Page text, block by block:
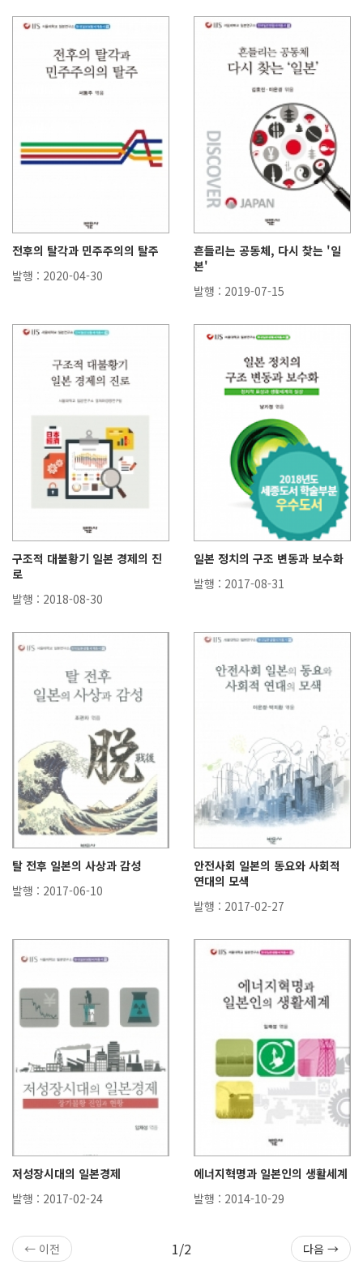
전후의 탈각과 민주주의의 탈주
발행 : 2020-04-30
흔들리는 공동체, 다시 찾는 '일
본'
발행 : 2019-07-15
구조적 대불황기 일본 경제의 진
로
발행 : 2018-08-30
일본 정치의 구조 변동과 보수화
발행 : 2017-08-31
탈 전후 일본의 사상과 감성
발행 : 2017-06-10
안전사회 일본의 동요와 사회적
연대의 모색
발행 : 2017-02-27
저성장시대의 일본경제
발행 : 2017-02-24
에너지혁명과 일본인의 생활세계
발행 : 2014-10-29
← 이전 1/2 다음 →